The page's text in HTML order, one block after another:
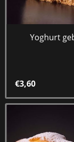
Yoghurt
€3,60